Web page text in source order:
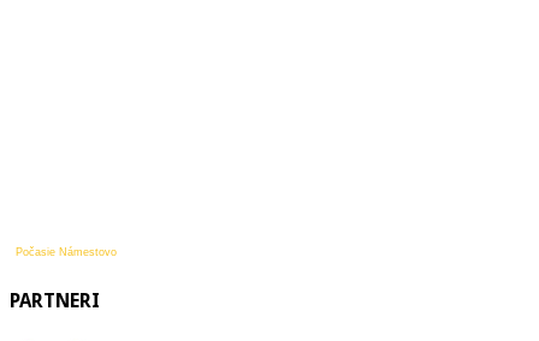
Počasie Námestovo
PARTNERI